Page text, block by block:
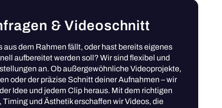
& Videoschnitt
aus dem Rahmen fällt, oder hast bereits eigenes
aufbereitet werden soll? Wir sind flexibel und
an. Ob außergewöhnliche Videoprojekte,
oder der präzise Schnitt deiner Aufnahmen – wir
Idee und jedem Clip heraus. Mit dem richtigen
Timing und Ästhetik erschaffen wir Videos, die